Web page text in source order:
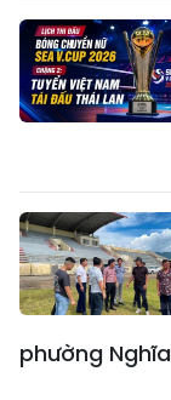
phường